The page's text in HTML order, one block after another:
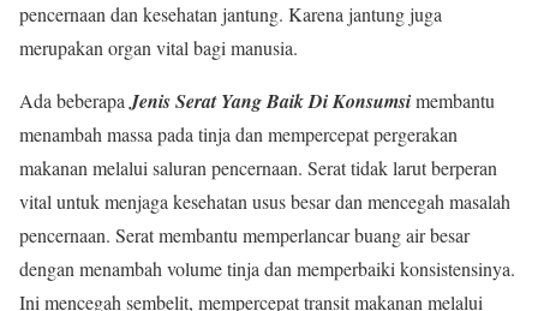
pencernaan dan kesehatan jantung. Karena jantung juga
merupakan organ vital bagi manusia.
Ada beberapaJenis Serat Yang Baik Di Konsumsimembantu
menambah massa pada tinja dan mempercepat pergerakan
makanan melalui saluran pencernaan. Serat tidak larut berperan
vital untuk menjaga kesehatan usus besar dan mencegah masalah
pencernaan. Serat membantu memperlancar buang air besar
dengan menambah volume tinja dan memperbaiki konsistensinya.
Ini mencegah sembelit, mempercepat transit makanan melalui